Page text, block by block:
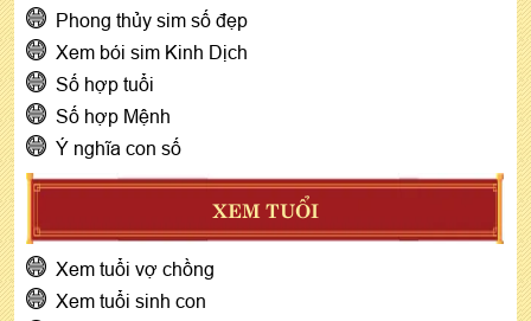
Phong thủy sim số đẹp
Xem bói sim Kinh Dịch
Số hợp tuổi
Số hợp Mệnh
Ý nghĩa con số
XEM TUỔI
Xem tuổi vợ chồng
Xem tuổi sinh con